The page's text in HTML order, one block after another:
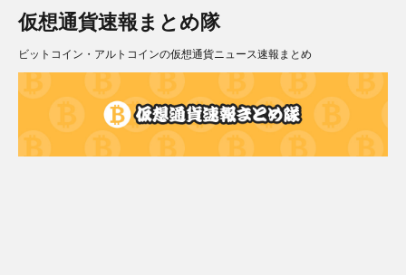
仮想通貨速報まとめ隊
ビットコイン・アルトコインの仮想通貨ニュース速報まとめ